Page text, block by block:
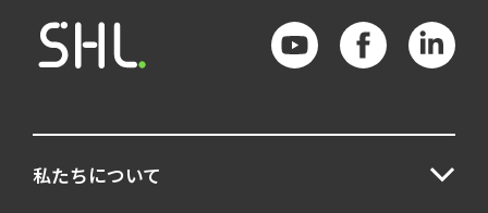
私たちについて